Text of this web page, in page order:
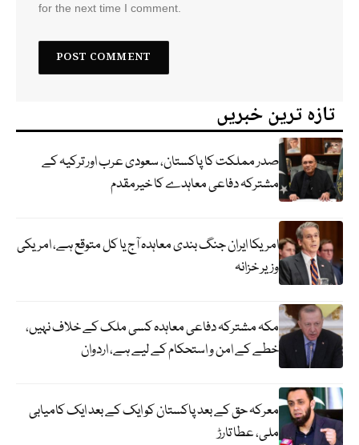
for the next time I comment.
تازہ ترین خبریں
صدر مملکت کا پاکستان، سعودی عرب اور ترکیہ کے
مشترکہ دفاعی معاہدے کا خیرمقدم
امریکا ایران جنگ بندی معاہدہ آج یا کل متوقع ہے، امریکی
وزیر خزانہ
مکہ مشترکہ دفاعی معاہدہ کسی ملک کے خلاف نہیں،
خطے کے امن و استحکام کے لیے ہے، اردوان
معرکہ حق کے بعد پاکستان کو ایک کے بعد ایک کامیابی
ملی، عطا تارڑ